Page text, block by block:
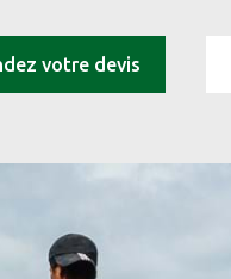
votre devis